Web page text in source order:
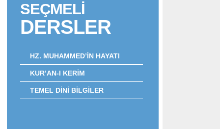
SEÇMELİ
DERSLER
HZ. MUHAMMED’İN HAYATI
KUR’AN-I KERİM
TEMEL DİNİ BİLGİLER